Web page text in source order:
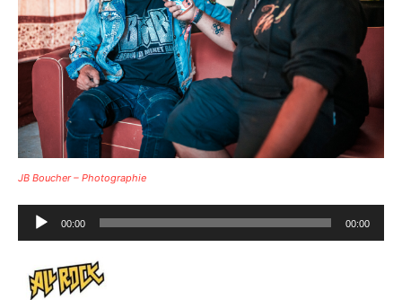
JB Boucher – Photographie
Lecteur
audio
00:00 00:00